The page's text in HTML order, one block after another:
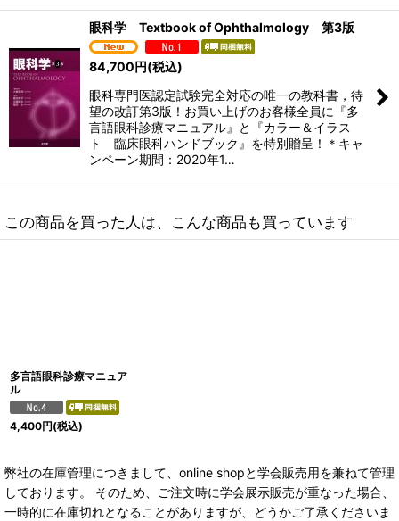
眼科学 Textbook of Ophthalmology 第3版
84,700円(税込)
眼科専門医認定試験完全対応の唯一の教科書，待
望の改訂第3版！お買い上げのお客様全員に『多
言語眼科診療マニュアル』と『カラー＆イラス
ト 臨床眼科ハンドブック』を特別贈呈！＊キャ
ンペーン期間：2020年1…
この商品を買った人は、こんな商品も買っています
多言語眼科診療マニュア
ル
4,400円(税込)
弊社の在庫管理につきまして、online shopと学会販売用を兼ねて管理
しております。 そのため、ご注文時に学会展示販売が重なった場合、
一時的に在庫切れとなることがありますが、どうかご了承くださいま